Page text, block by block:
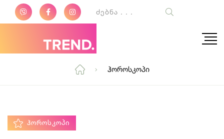
Ჰოროსკოპი
ᲰᲝᲠᲝᲡᲙᲝᲞᲘ